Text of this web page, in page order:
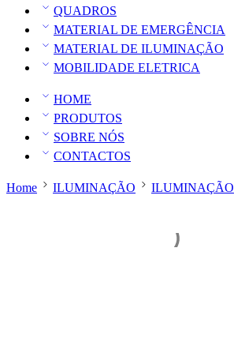
QUADROS
MATERIAL DE EMERGÊNCIA
MATERIAL DE ILUMINAÇÃO
MOBILIDADE ELETRICA
HOME
PRODUTOS
SOBRE NÓS
CONTACTOS
Home ILUMINAÇÃO ILUMINAÇÃO